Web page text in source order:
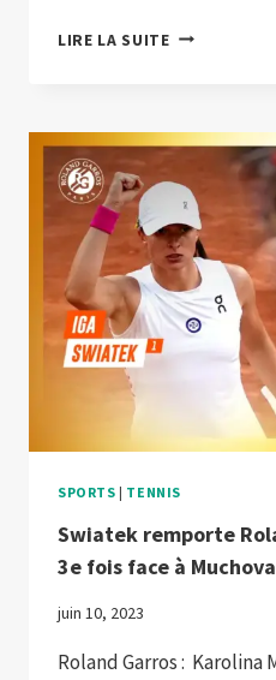
LIRE LA SUITEDJOKOVIC
RUUD
S’OFFRE
UN
TROISIÈME
TITRE
À
ROLAND-
GARROS
SPORTS | TENNIS
Swiatek remporte
3e fois face à Muchova
juin 10, 2023
Roland Garros : Karolina